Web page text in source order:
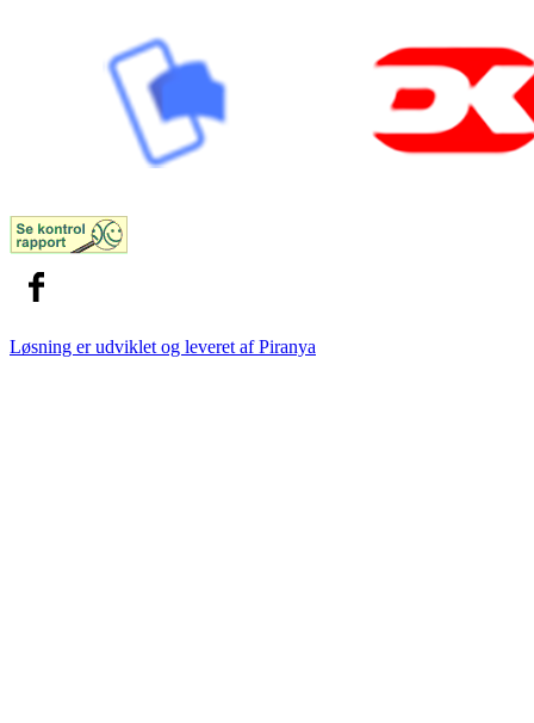
Løsning er udviklet og leveret afPiranya